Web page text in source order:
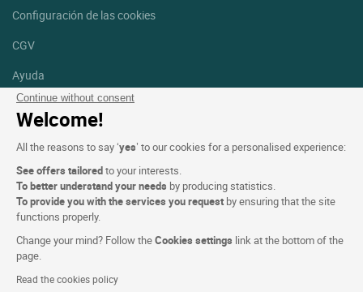
Continue without consent
Welcome!
All the reasons to say ‘yes’ to our cookies for a personalised experience:
See offers tailoredto your interests.
To better understand your needs by producing statistics.
To provide you with the services you request by ensuring that the site
functions properly.
Change your mind? Follow theCookies settings link at the bottom of the
page.
Read the cookies policy
Configuración de las cookies
CGV
Ayuda
Mapa del sitio
fotografías
Síguenos
Facebook
Instagram
Linkedin